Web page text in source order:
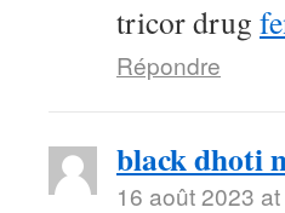
tricor drug
Répondre
black dhoti
16 août 2023